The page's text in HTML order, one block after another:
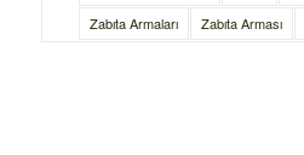
Zabıta Armaları
Zabıta Arması